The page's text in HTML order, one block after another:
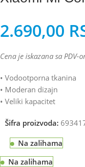
2.690,00
Cena je iskazana sa PDV-
• Vodootporna tkanina
• Moderan dizajn
• Veliki kapacitet
Šifra proizvoda:
Na zalihama
Na zalihama